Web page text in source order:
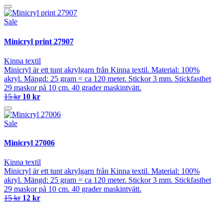
Sale
Minicryl print 27907
Kinna textil
Minicryl är ett tunt akrylgarn från Kinna textil. Material: 100%
akryl. Mängd: 25 gram = ca 120 meter. Stickor 3 mm. Stickfasthet
29 maskor på 10 cm. 40 grader maskintvätt.
15 kr 10 kr
Sale
Minicryl 27006
Kinna textil
Minicryl är ett tunt akrylgarn från Kinna textil. Material: 100%
akryl. Mängd: 25 gram = ca 120 meter. Stickor 3 mm. Stickfasthet
29 maskor på 10 cm. 40 grader maskintvätt.
15 kr 12 kr